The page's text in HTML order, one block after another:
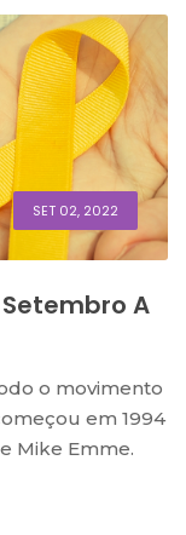
SET 02, 2022
A
o movimento
em 1994
Mike Emme.